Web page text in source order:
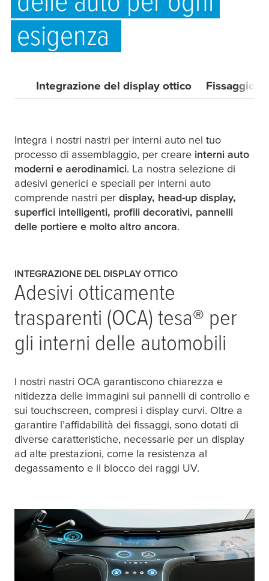
esigenza
Integrazione del display ottico Fissaggio
Integra i nostri nastri per interni auto nel tuo
processo di assemblaggio, per creare interni auto
moderni e aerodinamici. La nostra selezione di
adesivi generici e speciali per interni auto
comprende nastri per display, head-up display,
superfici intelligenti, profili decorativi, pannelli
delle portiere e molto altro ancora.
INTEGRAZIONE DEL DISPLAY OTTICO
Adesivi otticamente
trasparenti (OCA) tesa® per
gli interni delle automobili
I nostri nastri OCA garantiscono chiarezza e
nitidezza delle immagini sui pannelli di controllo e
sui touchscreen, compresi i display curvi. Oltre a
garantire l’affidabilità dei fissaggi, sono dotati di
diverse caratteristiche, necessarie per un display
ad alte prestazioni, come la resistenza al
degassamento e il blocco dei raggi UV.